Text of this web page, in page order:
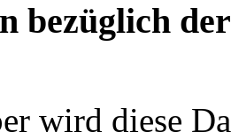
bezüglich
wird diese